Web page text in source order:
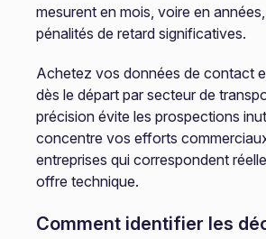
mesurent en mois, voire en
pénalités de retard significatives.
Achetez vos données de contact
dès le départ par secteur de
précision évite les prospections
concentre vos efforts
entreprises qui correspondent
offre technique.
Comment identifier les